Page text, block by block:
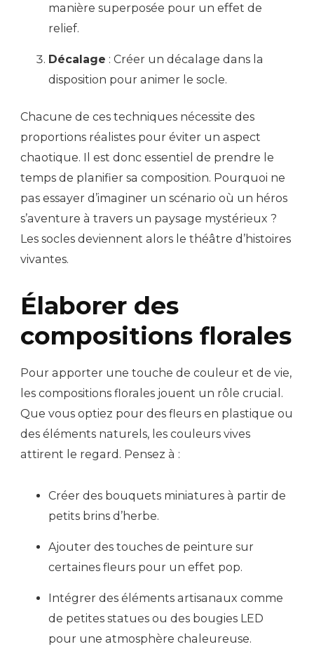
manière superposée pour un effet de
relief.
Décalage : Créer un décalage dans la
disposition pour animer le socle.
Chacune de ces techniques nécessite des
proportions réalistes pour éviter un aspect
chaotique. Il est donc essentiel de prendre le
temps de planifier sa composition. Pourquoi ne
pas essayer d’imaginer un scénario où un héros
s’aventure à travers un paysage mystérieux ?
Les socles deviennent alors le théâtre d’histoires
vivantes.
Élaborer des
compositions florales
Pour apporter une touche de couleur et de vie,
les compositions florales jouent un rôle crucial.
Que vous optiez pour des fleurs en plastique ou
des éléments naturels, les couleurs vives
attirent le regard. Pensez à :
Créer des bouquets miniatures à partir de
petits brins d’herbe.
Ajouter des touches de peinture sur
certaines fleurs pour un effet pop.
Intégrer des éléments artisanaux comme
de petites statues ou des bougies LED
pour une atmosphère chaleureuse.